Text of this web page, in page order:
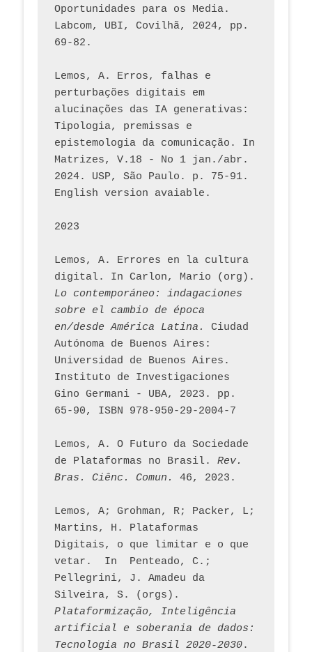
Oportunidades para os Media.
Labcom, UBI, Covilhã, 2024, pp.
69-82.
Lemos, A. Erros, falhas e
perturbações digitais em
alucinações das IA generativas:
Tipologia, premissas e
epistemologia da comunicação. In
Matrizes, V.18 - No 1 jan./abr.
2024. USP, São Paulo. p. 75-91.
English version avaiable.
2023
Lemos, A. Errores en la cultura
Lo contemporáneo: indagaciones
sobre el cambio de época
en/desde América Latina.
Ciudad
Autónoma de Buenos Aires:
Universidad de Buenos Aires.
Instituto de Investigaciones
Gino Germani - UBA, 2023. pp.
65-90, ISBN 978-950-29-2004-7
Lemos, A. O Futuro da Sociedade
de Plataformas no Brasil. Rev.
Bras. Ciênc. Comun.
Lemos, A; Grohman, R; Packer, L;
Martins, H. Plataformas
Digitais, o que limitar e o que
vetar.  In  Penteado, C.;
Pellegrini, J. Amadeu da
Plataformização, Inteligência
artificial e soberania de dados:
Tecnologia no Brasil 2020-2030.